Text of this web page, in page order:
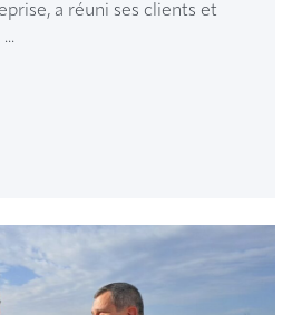
a réuni ses clients et